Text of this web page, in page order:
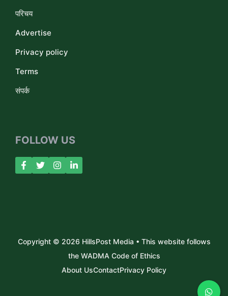
परिचय
Advertise
Privacy policy
Terms
संपर्क
FOLLOW US
Copyright © 2026 HillsPost Media • This website follows
the WADMA Code of Ethics
About UsContactPrivacy Policy